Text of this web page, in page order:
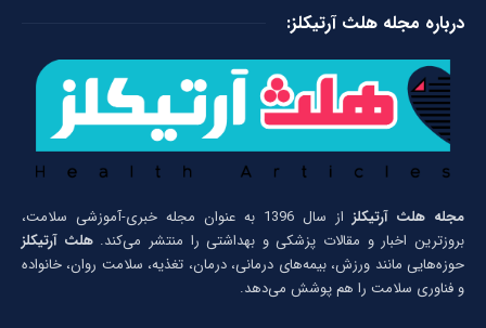
درباره مجله هلث آرتیکلز:
مجله هلث آرتیکلز
از سال 1396 به عنوان مجله خبری-آموزشی سلامت،
بروزترین اخبار و مقالات پزشکی و بهداشتی را منتشر می‌کند.هلث آرتیکلز
حوزه‌هایی مانند ورزش، بیمه‌های درمانی، درمان، تغذیه، سلامت روان، خانواده
و فناوری سلامت را هم پوشش می‌دهد.